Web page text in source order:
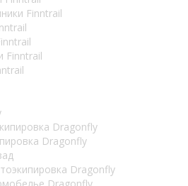
Finntrail
Finntrail
Dragonfly
Dragonfly
Dragonfly